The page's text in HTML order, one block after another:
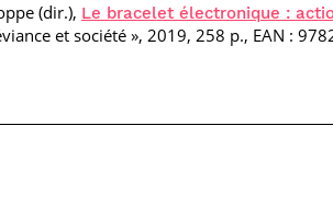
(dir.), Le bracelet électronique :
et société », 2019, 258 p., EAN :